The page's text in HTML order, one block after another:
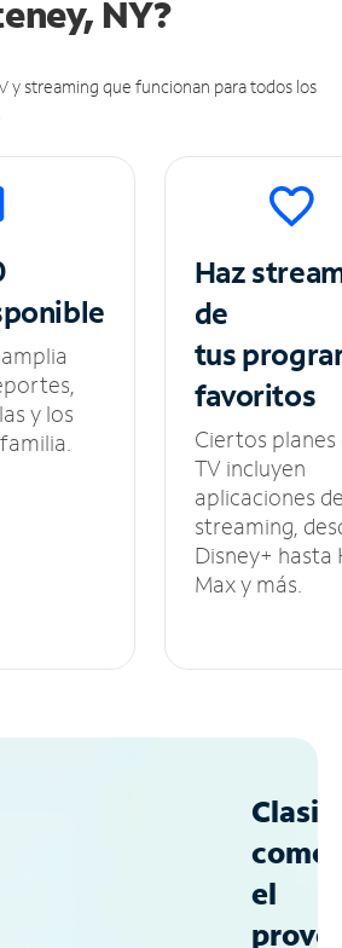
NY?
y streaming que funcionan para todos los
y los
Haz
de
tus
favoritos
Ciertos planes
TV incluyen
aplicaciones
streaming,
Disney+ hasta
Max y más.
como
el